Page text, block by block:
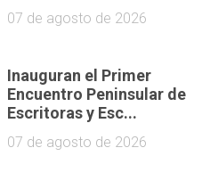
07 de agosto de 2026
Inauguran el Primer
Encuentro Peninsular de
Escritoras y Esc...
07 de agosto de 2026